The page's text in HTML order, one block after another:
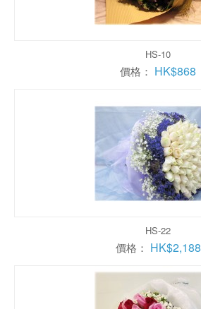
HS-10
價格： HK$868
HS-22
價格： HK$2,188